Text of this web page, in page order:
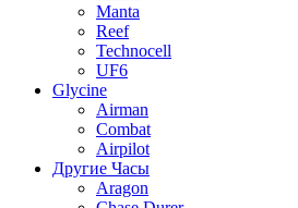
Manta
Reef
Technocell
UF6
Glycine
Airman
Combat
Airpilot
Другие Часы
Aragon